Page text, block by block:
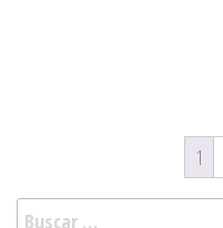
1
Buscar: